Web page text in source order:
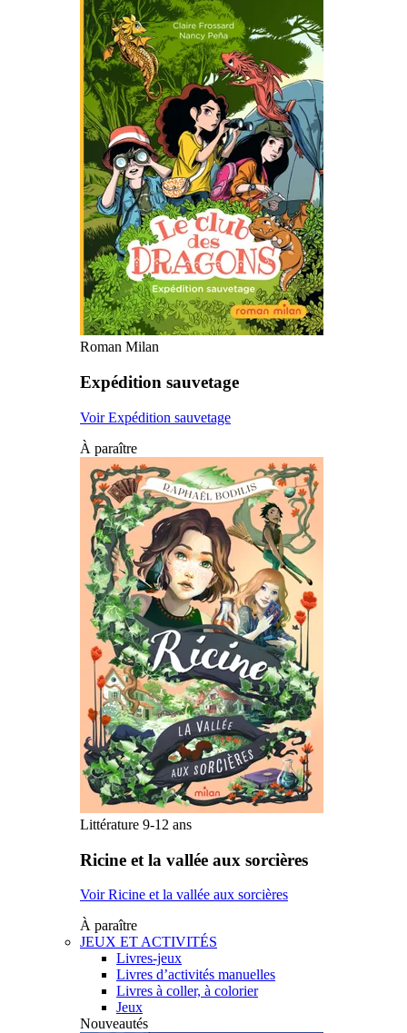
Roman Milan
Expédition sauvetage
Voir Expédition sauvetage
À paraître
Littérature 9-12 ans
Ricine et la vallée aux sorcières
Voir Ricine et la vallée aux sorcières
À paraître
JEUX ET ACTIVITÉS
Livres-jeux
Livres d’activités manuelles
Livres à coller, à colorier
Jeux
Nouveautés